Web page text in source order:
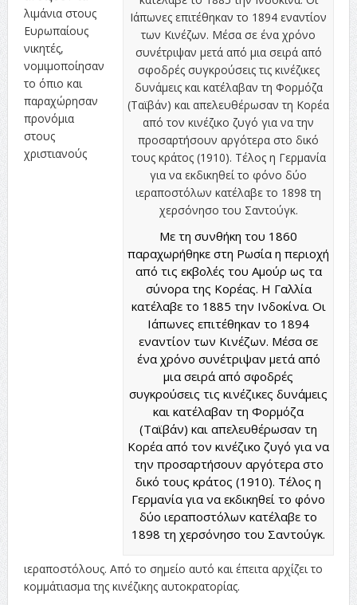
Με τη συνθήκη του 1860
παραχωρήθηκε στη Ρωσία η περιοχή
από τις εκβολές του Αμούρ ως τα
σύνορα της Κορέας. Η Γαλλία
κατέλαβε το 1885 την Ινδοκίνα. Οι
Ιάπωνες επιτέθηκαν το 1894
εναντίον των Κινέζων. Μέσα σε
ένα χρόνο συνέτριψαν μετά από
μια σειρά από σφοδρές
συγκρούσεις τις κινέζικες δυνάμεις
και κατέλαβαν τη Φορμόζα
(Ταϊβάν) και απελευθέρωσαν τη
Κορέα από τον κινέζικο ζυγό για να
την προσαρτήσουν αργότερα στο
δικό τους κράτος (1910). Τέλος η
Γερμανία για να εκδικηθεί το φόνο
δύο ιεραποστόλων κατέλαβε το
1898 τη χερσόνησο του Σαντούγκ.
λιμάνια στους
Ευρωπαίους
νικητές,
νομιμοποίησαν
το όπιο και
παραχώρησαν
προνόμια
στους
χριστιανούς
ιεραποστόλους. Από το σημείο αυτό και έπειτα αρχίζει το
κομμάτιασμα της κινέζικης αυτοκρατορίας.